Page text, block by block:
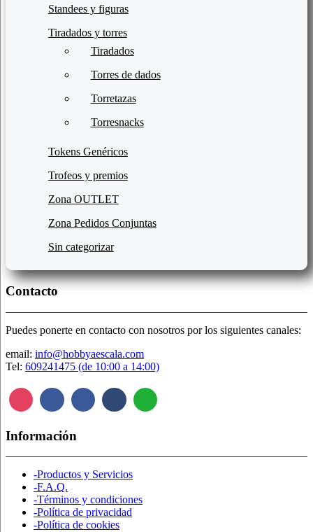
Standees y figuras
Tiradados y torres
Tiradados
Torres de dados
Torretazas
Torresnacks
Tokens Genéricos
Trofeos y premios
Zona OUTLET
Zona Pedidos Conjuntas
Sin categorizar
Contacto
Puedes ponerte en contacto con nosotros por los siguientes canales:
email: info@hobbyaescala.com
Tel: 609241475 (de 10:00 a 14:00)
Información
-Productos y Servicios
-F.A.Q.
-Términos y condiciones
-Política de privacidad
-Política de cookies